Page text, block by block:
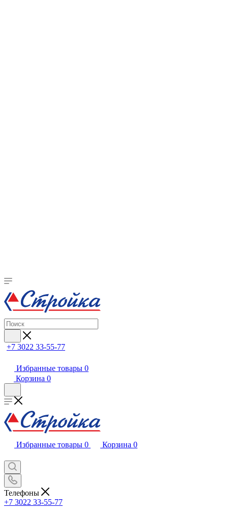
+7 3022 33-55-77
Избранные товары 0
Корзина 0
Избранные товары 0 Корзина 0
Телефоны
+7 3022 33-55-77